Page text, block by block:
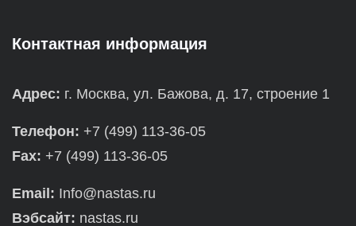
Контактная информация
Адрес: г. Москва, ул. Бажова, д. 17, строение 1
Телефон: +7 (499) 113-36-05
Fax: +7 (499) 113-36-05
Email: Info@nastas.ru
Вэбсайт: nastas.ru